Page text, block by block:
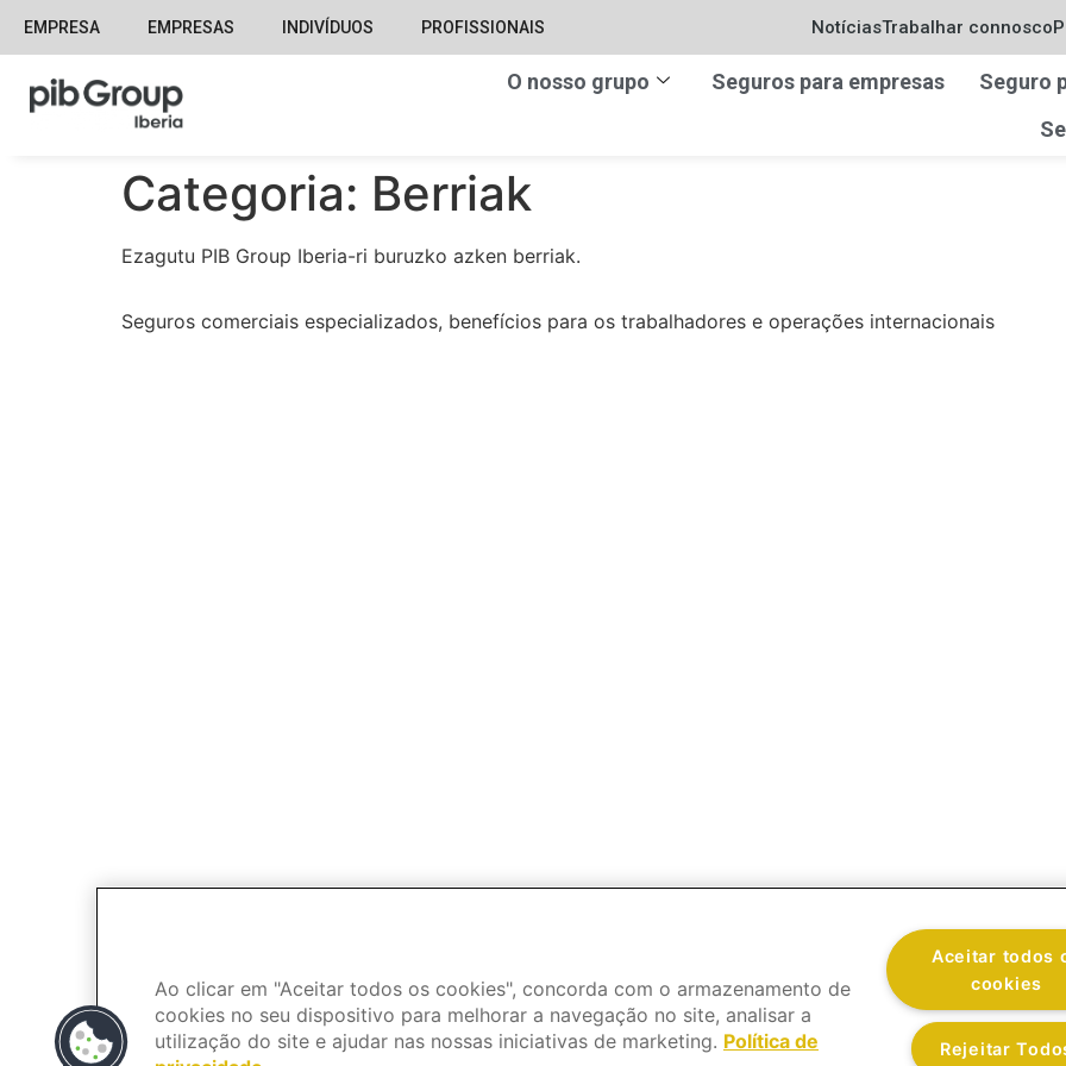
EMPRESA EMPRESAS INDIVÍDUOS PROFISSIONAIS NotíciasTrabalhar connosco
O nosso grupo Seguros para empresas
Seguro
Categoria: Berriak
Ezagutu PIB Group Iberia-ri buruzko azken berriak.
Seguros comerciais especializados, benefícios para os trabalhadores e operações internacionais
Ao clicar em "Aceitar todos os cookies", concorda com o armazenamento de
cookies no seu dispositivo para melhorar a navegação no site, analisar a
utilização do site e ajudar nas nossas iniciativas de marketing. Política de
Aceitar todos
cookies
Rejeitar